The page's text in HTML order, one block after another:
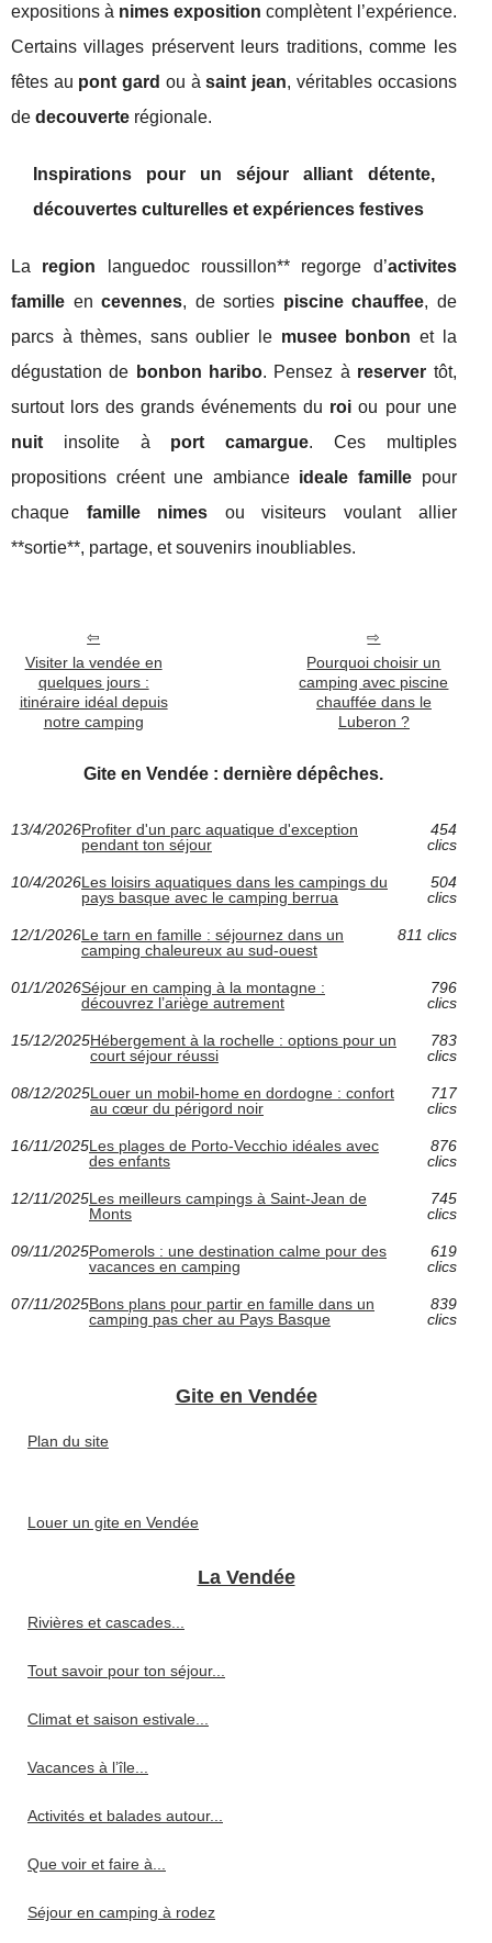
expositions à nimes exposition complètent l’expérience.
Certains villages préservent leurs traditions, comme les
fêtes au pont gard ou àsaint jean, véritables occasions
de decouverte régionale.
Inspirations pour un séjour alliant détente,
découvertes culturelles et expériences festives
La region languedoc roussillon** regorge d’activites
famille encevennes, de sorties piscine chauffee, de
parcs à thèmes, sans oublier le musee bonbon et la
dégustation de bonbon haribo. Pensez à reserver tôt,
surtout lors des grands événements du roi ou pour une
nuit insolite à port camargue. Ces multiples
propositions créent une ambiance ideale famille pour
chaque famille nimes ou visiteurs voulant allier
**sortie**, partage, et souvenirs inoubliables.
Visiter la vendée en
quelques jours :
itinéraire idéal depuis
notre camping
Pourquoi choisir un
camping avec piscine
chauffée dans le
Luberon ?
Gite en Vendée : dernière dépêches.
13/4/2026Profiter d'un parc aquatique d'exception
pendant ton séjour
454
clics
10/4/2026Les loisirs aquatiques dans les campings du
pays basque avec le camping berrua
504
clics
12/1/2026Le tarn en famille : séjournez dans un
camping chaleureux au sud-ouest
811 clics
01/1/2026Séjour en camping à la montagne :
découvrez l’ariège autrement
796
clics
15/12/2025Hébergement à la rochelle : options pour un
court séjour réussi
783
clics
08/12/2025Louer un mobil-home en dordogne : confort
au cœur du périgord noir
717
clics
16/11/2025Les plages de Porto-Vecchio idéales avec
des enfants
876
clics
12/11/2025Les meilleurs campings à Saint-Jean de
Monts
745
clics
09/11/2025Pomerols : une destination calme pour des
vacances en camping
619
clics
07/11/2025Bons plans pour partir en famille dans un
camping pas cher au Pays Basque
839
clics
Gite en Vendée
Plan du site
Louer un gite en Vendée
La Vendée
Rivières et cascades...
Tout savoir pour ton séjour...
Climat et saison estivale...
Vacances à l’île...
Activités et balades autour...
Que voir et faire à...
Séjour en camping à rodez